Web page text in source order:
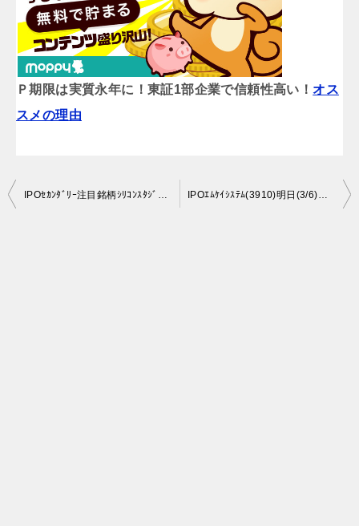
Ｐ期限は実質永年に！東証1部企業で信頼性高い！オス
スメの理由
投
IPOｾｶﾝﾀﾞﾘｰ注目銘柄ｼﾘｺﾝｽﾀｼﾞｵ(3907)今日の動きは。 IPOｴﾑｹｲｼｽﾃﾑ(3910)明日(3/6)抽選発表。楽しみですね。